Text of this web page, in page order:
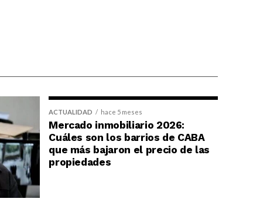
ACTUALIDAD hace 5 meses
Mercado inmobiliario 2026:
Cuáles son los barrios de CABA
que más bajaron el precio de las
propiedades